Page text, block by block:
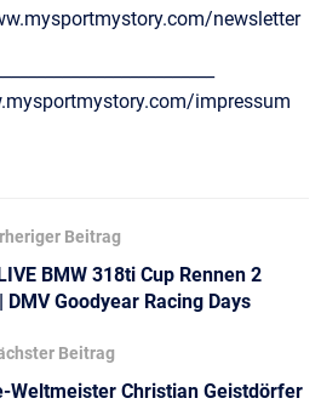
newsletter
impressum
Beitrag
BMW 318ti Cup Rennen 2
Goodyear Racing Days
Beitrag
Weltmeister Christian Geistdörfer